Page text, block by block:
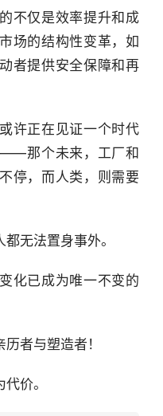
不仅是效率提升和成
场的结构性变革，如
者提供安全保障和再
许正在见证一个时代
那个未来，工厂和
停，而人类，则需要
无法置身事外。
化已成为唯一不变的
者与塑造者！
价。